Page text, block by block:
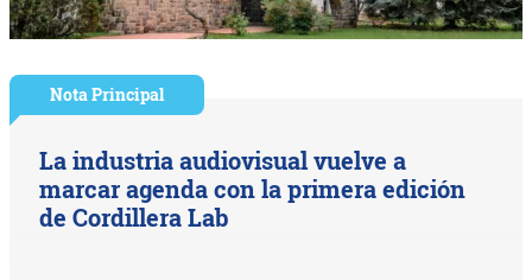
Nota Principal
La industria audiovisual vuelve a
marcar agenda con la primera edición
de Cordillera Lab